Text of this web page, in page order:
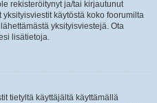
rekisteröitynyt ja/tai kirjautunut
käytöstä koko foorumilta
yksityisviestejä. Ota
lisätietoja.
tietyltä käyttäjältä käyttämällä